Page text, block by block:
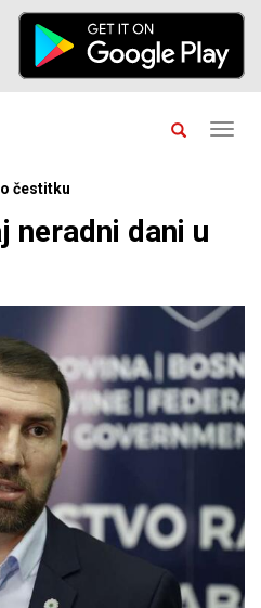
čestitku
neradni dani u